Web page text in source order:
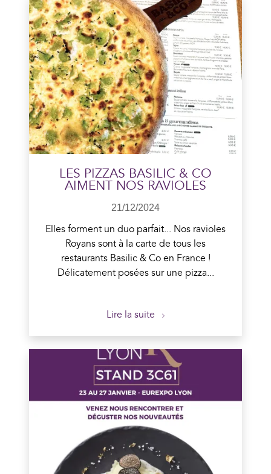
En savoir plus
LES PIZZAS BASILIC & CO
AIMENT NOS RAVIOLES
21/12/2024
Elles forment un duo parfait... Nos ravioles
Royans sont à la carte de tous les
restaurants Basilic & Co en France !
Délicatement posées sur une pizza...
Lire la suite
En savoir plus